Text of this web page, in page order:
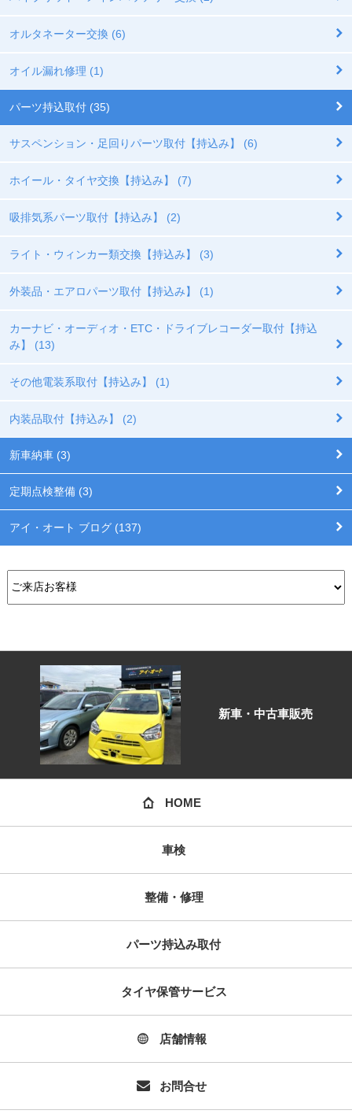
オルタネーター交換 (6)
オイル漏れ修理 (1)
パーツ持込取付 (35)
サスペンション・足回りパーツ取付【持込み】 (6)
ホイール・タイヤ交換【持込み】 (7)
吸排気系パーツ取付【持込み】 (2)
ライト・ウィンカー類交換【持込み】 (3)
外装品・エアロパーツ取付【持込み】 (1)
カーナビ・オーディオ・ETC・ドライブレコーダー取付【持込
み】 (13)
その他電装系取付【持込み】 (1)
内装品取付【持込み】 (2)
新車納車 (3)
定期点検整備 (3)
アイ・オート ブログ (137)
新車・中古車販売
HOME
車検
整備・修理
パーツ持込み取付
タイヤ保管サービス
店舗情報
お問合せ